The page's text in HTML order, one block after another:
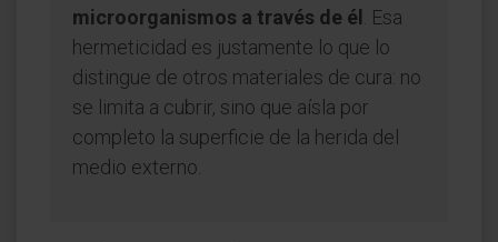
microorganismos a través de él
. Esa
hermeticidad es justamente lo que lo
distingue de otros materiales de cura: no
se limita a cubrir, sino que aísla por
completo la superficie de la herida del
medio externo.